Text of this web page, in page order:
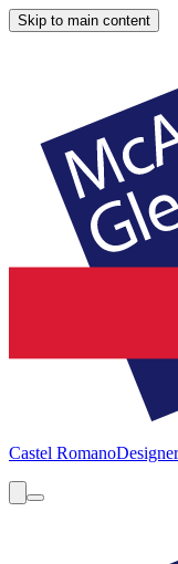
Skip to main content
Castel Romano